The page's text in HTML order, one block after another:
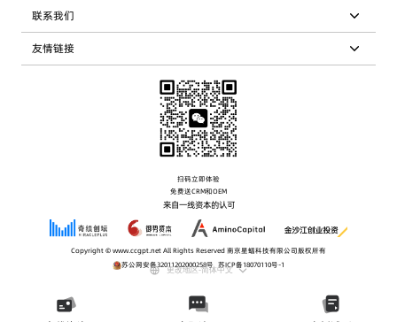
联系我们
友情链接
扫码立即体验
免费送CRM和OEM
来自一线资本的认可
Copyright © www.ccgpt.net All Rights Reserved 南京星蝠科技有限公司版权所有
苏公网安备32011202000258号| 苏ICP备18070110号-1
更改地区-简体中文